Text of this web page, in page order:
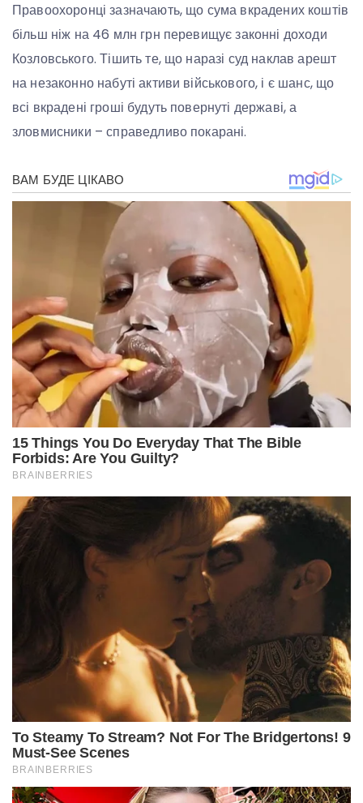
Правоохоронці зазначають, що сума вкрадених коштів
більш ніж на 46 млн грн перевищує законні доходи
Козловського. Тішить те, що наразі суд наклав арешт
на незаконно набуті активи військового, і є шанс, що
всі вкрадені гроші будуть повернуті державі, а
зловмисники – справедливо покарані.